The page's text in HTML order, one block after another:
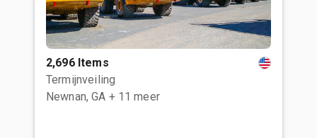
2,696 Items
Termijnveiling
Newnan, GA + 11 meer